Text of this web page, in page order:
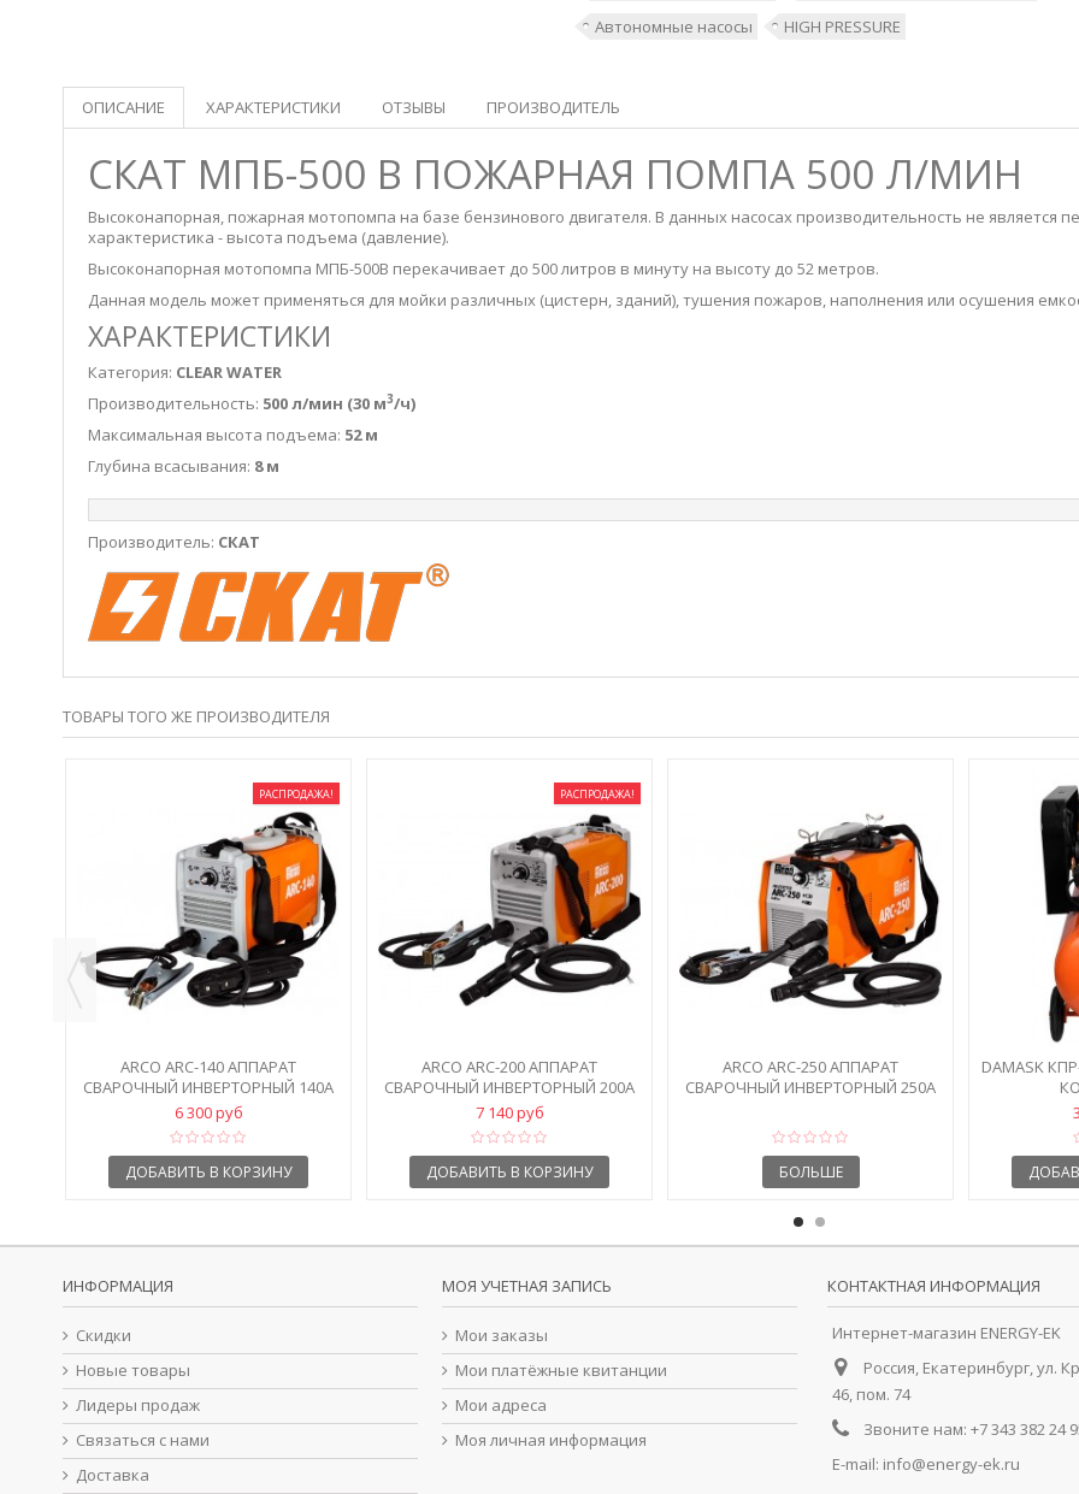
Автономные насосы
HIGH PRESSURE
ОПИСАНИЕ ХАРАКТЕРИСТИКИ ОТЗЫВЫ ПРОИЗВОДИТЕЛЬ
СКАТ МПБ-500 В ПОЖАРНАЯ ПОМПА 500 Л/МИН
Высоконапорная, пожарная мотопомпа на базе бензинового двигателя. В данных насосах производительность не
характеристика - высота подъема (давление).
Высоконапорная мотопомпа МПБ-500В перекачивает до 500 литров в минуту на высоту до 52 метров.
Данная модель может применяться для мойки различных (цистерн, зданий), тушения пожаров, наполнения или осушения
ХАРАКТЕРИСТИКИ
Категория: CLEAR WATER
Производительность: 500 л/мин (30 м3/ч)
Максимальная высота подъема: 52 м
Глубина всасывания: 8 м
Производитель: СКАТ
ТОВАРЫ ТОГО ЖЕ ПРОИЗВОДИТЕЛЯ
РАСПРОДАЖА!
ARCO ARC-140 АППАРАТ
СВАРОЧНЫЙ ИНВЕРТОРНЫЙ 140А
6 300 руб
ДОБАВИТЬ В КОРЗИНУ
РАСПРОДАЖА!
ARCO ARC-200 АППАРАТ
СВАРОЧНЫЙ ИНВЕРТОРНЫЙ 200А
7 140 руб
ДОБАВИТЬ В КОРЗИНУ
ARCO ARC-250 АППАРАТ
СВАРОЧНЫЙ ИНВЕРТОРНЫЙ 250А
БОЛЬШЕ
DAMASK
ИНФОРМАЦИЯ
Скидки
Новые товары
Лидеры продаж
Связаться с нами
Доставка
МОЯ УЧЕТНАЯ ЗАПИСЬ
Мои заказы
Мои платёжные квитанции
Мои адреса
Моя личная информация
КОНТАКТНАЯ ИНФОРМАЦИЯ
Интернет-магазин ENERGY-EK
Россия, Екатеринбург, ул.
46, пом. 74
Звоните нам: +7 343 382 24
E-mail: info@energy-ek.ru